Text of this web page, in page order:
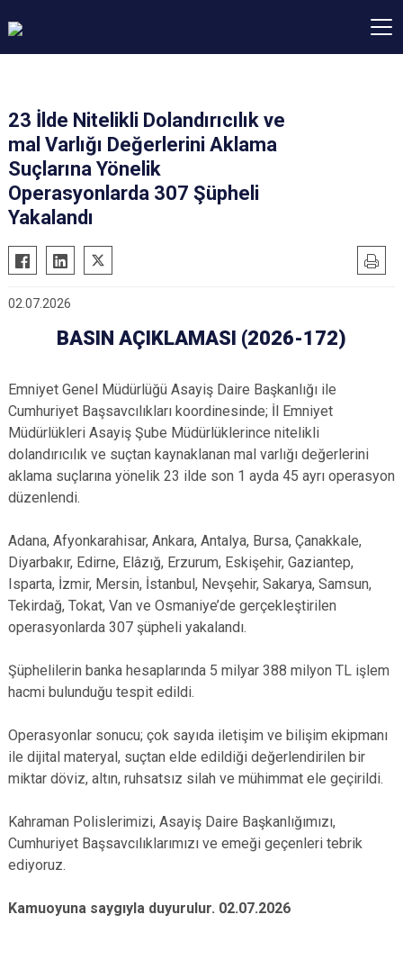
23 İlde Nitelikli Dolandırıcılık ve
mal Varlığı Değerlerini Aklama
Suçlarına Yönelik
Operasyonlarda 307 Şüpheli
Yakalandı
02.07.2026
BASIN AÇIKLAMASI (2026-172)
Emniyet Genel Müdürlüğü Asayiş Daire Başkanlığı ile
Cumhuriyet Başsavcılıkları koordinesinde; İl Emniyet
Müdürlükleri Asayiş Şube Müdürlüklerince nitelikli
dolandırıcılık ve suçtan kaynaklanan mal varlığı değerlerini
aklama suçlarına yönelik 23 ilde son 1 ayda 45 ayrı operasyon
düzenlendi.
Adana, Afyonkarahisar, Ankara, Antalya, Bursa, Çanakkale,
Diyarbakır, Edirne, Elâzığ, Erzurum, Eskişehir, Gaziantep,
Isparta, İzmir, Mersin, İstanbul, Nevşehir, Sakarya, Samsun,
Tekirdağ, Tokat, Van ve Osmaniye’de gerçekleştirilen
operasyonlarda 307 şüpheli yakalandı.
Şüphelilerin banka hesaplarında 5 milyar 388 milyon TL işlem
hacmi bulunduğu tespit edildi.
Operasyonlar sonucu; çok sayıda iletişim ve bilişim ekipmanı
ile dijital materyal, suçtan elde edildiği değerlendirilen bir
miktar döviz, altın, ruhsatsız silah ve mühimmat ele geçirildi.
Kahraman Polislerimizi, Asayiş Daire Başkanlığımızı,
Cumhuriyet Başsavcılıklarımızı ve emeği geçenleri tebrik
ediyoruz.
Kamuoyuna saygıyla duyurulur. 02.07.2026